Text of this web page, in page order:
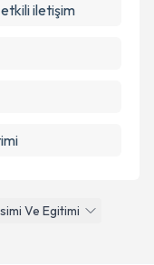
Ve Egitimi
iletişim